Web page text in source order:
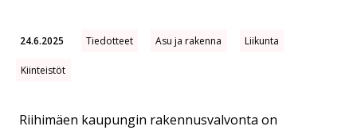
24.6.2025 Tiedotteet Asu ja rakenna Liikunta
Kiinteistöt
Riihimäen kaupungin rakennusvalvonta on